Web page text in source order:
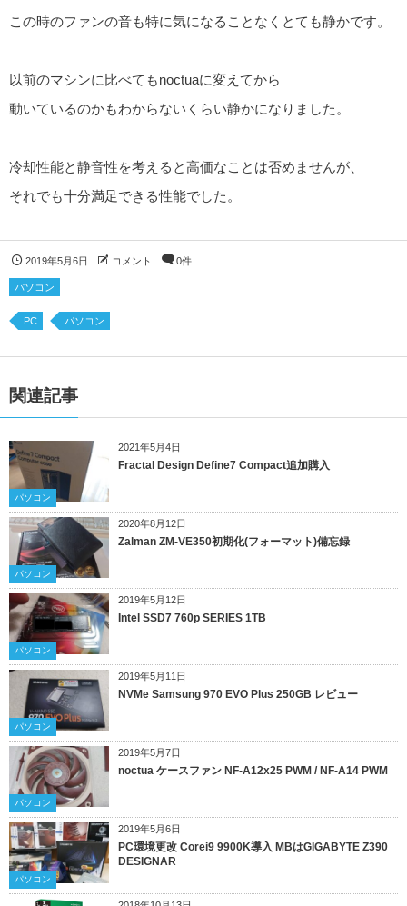
この時のファンの音も特に気になることなくとても静かです。
以前のマシンに比べてもnoctuaに変えてから
動いているのかもわからないくらい静かになりました。
冷却性能と静音性を考えると高価なことは否めませんが、
それでも十分満足できる性能でした。
2019年5月6日 コメント 0件
パソコン
PC パソコン
関連記事
2021年5月4日
パソコン
Fractal Design Define7 Compact追加購入
2020年8月12日
パソコン
Zalman ZM-VE350初期化(フォーマット)備忘録
2019年5月12日
パソコン
Intel SSD7 760p SERIES 1TB
2019年5月11日
パソコン
NVMe Samsung 970 EVO Plus 250GB レビュー
2019年5月7日
パソコン
noctua ケースファン NF-A12x25 PWM / NF-A14 PWM
2019年5月6日
パソコン
PC環境更改 Corei9 9900K導入 MBはGIGABYTE Z390
DESIGNAR